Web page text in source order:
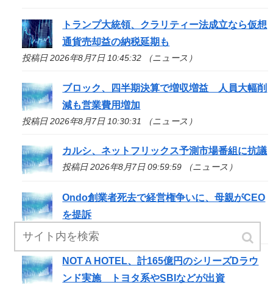
トランプ大統領、クラリティー法成立なら仮想
通貨売却益の納税延期も
投稿日 2026年8月7日 10:45:32 （ニュース）
ブロック、四半期決算で増収増益 人員大幅削
減も営業費用増加
投稿日 2026年8月7日 10:30:31 （ニュース）
カルシ、ネットフリックス予測市場番組に抗議
投稿日 2026年8月7日 09:59:59 （ニュース）
Ondo創業者死去で経営権争いに、母親がCEO
を提訴
投稿日 2026年8月7日 09:32:35 （ニュース）
NOT A HOTEL、計165億円のシリーズDラウ
ンド実施 トヨタ系やSBIなどが出資